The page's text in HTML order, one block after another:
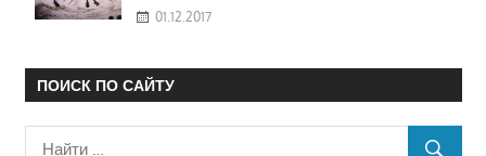
01.12.2017
ПОИСК ПО САЙТУ